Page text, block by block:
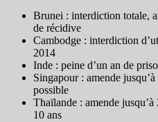
Brunei : interdiction totale,
de récidive
Cambodge : interdiction
2014
Inde : peine d’un an de
Singapour : amende
possible
Thaïlande : amende
10 ans